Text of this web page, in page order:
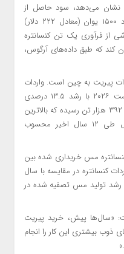
برآوردهای مؤسسه مشاوره‌ای Oilchem نشان می‌دهد، سود حاصل از
تولید هر تن اسید سولفوریک به حدود ۱۵۰۰ یوان (معادل ۲۲۲ دلار)
از فرآوری یک تن کنسانتره
کند که طبق داده‌های آرگوس،
پیریت به چین است. واردات
پیریت خام این کشور در چهار ماه نخست ۲۰۲۶ با رشد ۱۳.۵ درصدی
نسبت به مدت مشابه سال قبل به حدود ۳۹۲ هزار تن رسیده که بالاترین
سطح ثبت‌شده برای این دوره از سال طی ۱۲ سال اخیر محسوب
۹.۹ میلیون تن کنسانتره مس خریداری شده بین
کنسانتره در مقایسه با سال
رشد تولید مس تصفیه شده در
«سال‌ها پیش، خرید پیریت
از سال ۲۰۲۶، کارخانه‌های ذوب بیشتری این کار را انجام